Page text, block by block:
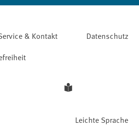
& Kontakt
Datenschutz
Leichte Sprache